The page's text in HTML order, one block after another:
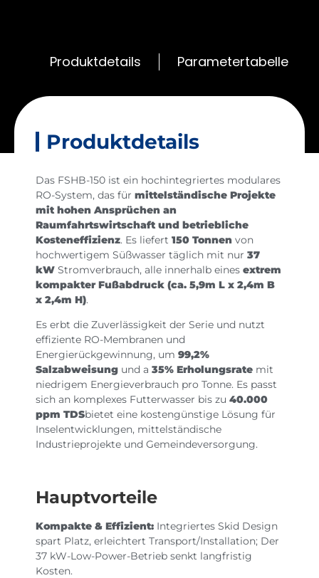
Produktdetails Parametertabelle
Produktdetails
Das FSHB-150 ist ein hochintegriertes modulares
RO-System, das für mittelständische Projekte
mit hohen Ansprüchen an
Raumfahrtswirtschaft und betriebliche
Kosteneffizienz. Es liefert 150 Tonnen von
hochwertigem Süßwasser täglich mit nur 37
kW Stromverbrauch, alle innerhalb eines extrem
kompakter Fußabdruck (ca. 5,9m L x 2,4m B
x 2,4m H).
Es erbt die Zuverlässigkeit der Serie und nutzt
effiziente RO-Membranen und
Energierückgewinnung, um 99,2%
Salzabweisung und a 35% Erholungsrate mit
niedrigem Energieverbrauch pro Tonne. Es passt
sich an komplexes Futterwasser bis zu 40.000
ppm TDSbietet eine kostengünstige Lösung für
Inselentwicklungen, mittelständische
Industrieprojekte und Gemeindeversorgung.
Hauptvorteile
Kompakte & Effizient: Integriertes Skid Design
spart Platz, erleichtert Transport/Installation; Der
37 kW-Low-Power-Betrieb senkt langfristig
Kosten.